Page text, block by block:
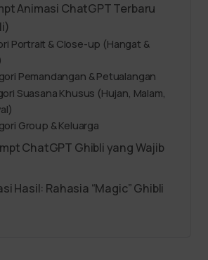
Animasi ChatGPT Terbaru
Portrait & Close-up (Hangat &
Pemandangan & Petualangan
Suasana Khusus (Hujan, Malam,
Group & Keluarga
ChatGPT Ghibli yang Wajib
Hasil: Rahasia “Magic” Ghibli